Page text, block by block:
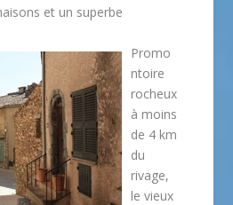
et un superbe
Promo
ntoire
rocheux
à moins
de 4 km
du
rivage,
le vieux